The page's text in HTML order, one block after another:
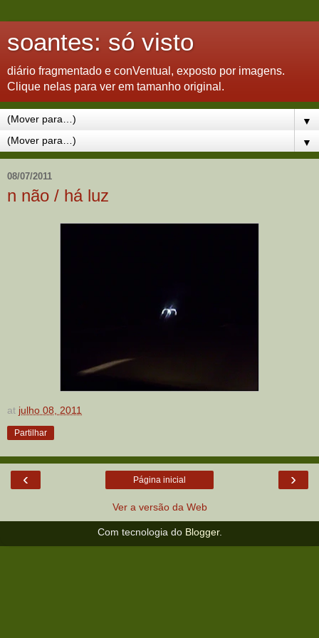
soantes: só visto
diário fragmentado e conVentual, exposto por imagens.
Clique nelas para ver em tamanho original.
▼
▼
08/07/2011
n não / há luz
at julho 08, 2011
Partilhar
‹ ›
Página inicial
Ver a versão da Web
Com tecnologia do Blogger.